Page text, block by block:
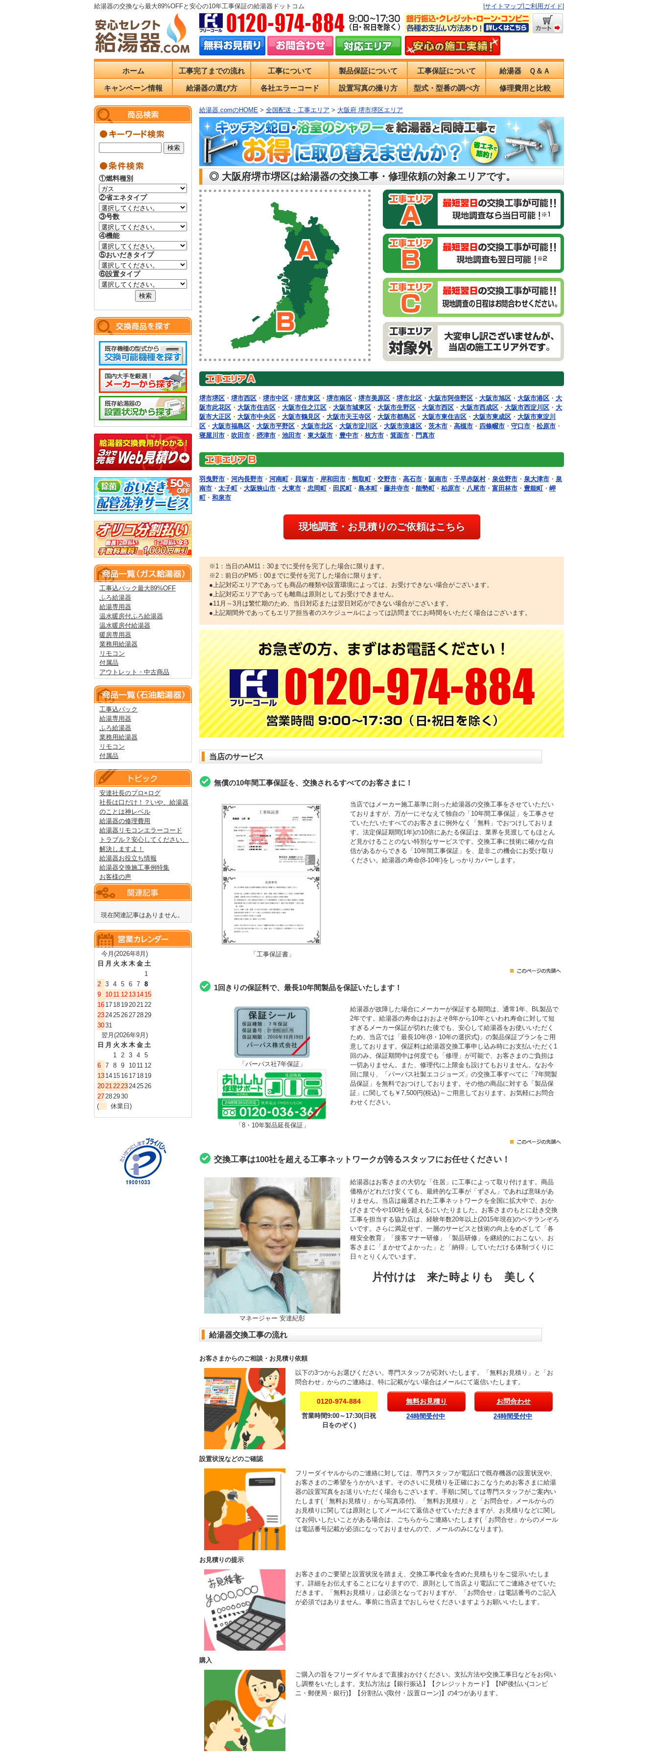
給湯器の交換なら最大89%OFFと安心の10年工事保証の給湯器ドットコム サイトマップ| ご利用ガイド
ホーム 工事完了までの流れ 工事について 製品保証について 工事保証について 給湯器 Ｑ＆Ａ
キャンペーン情報 給湯器の選び方 各社エラーコード 設置写真の撮り方 型式・型番の調べ方 修理費用と比較
給湯器.comのHOME > 全国配送・工事エリア > 大阪府 堺市堺区エリア
◎ 大阪府堺市堺区は給湯器の交換工事・修理依頼の対象エリアです。
堺市堺区 ・ 堺市西区 ・ 堺市中区 ・ 堺市東区 ・ 堺市南区 ・ 堺市美原区 ・ 堺市北区 ・ 大阪市阿倍野区 ・ 大阪市旭区 ・ 大阪市港区 ・ 大
阪市此花区 ・ 大阪市住吉区 ・ 大阪市住之江区 ・ 大阪市城東区 ・ 大阪市生野区 ・ 大阪市西区 ・ 大阪市西成区 ・ 大阪市西淀川区 ・ 大
阪市大正区 ・ 大阪市中央区 ・ 大阪市鶴見区 ・ 大阪市天王寺区 ・ 大阪市都島区 ・ 大阪市東住吉区 ・ 大阪市東成区 ・ 大阪市東淀川
区 ・ 大阪市福島区 ・ 大阪市平野区 ・ 大阪市北区 ・ 大阪市淀川区 ・ 大阪市浪速区 ・ 茨木市 ・ 高槻市 ・ 四條畷市 ・ 守口市 ・ 松原市 ・
寝屋川市 ・ 吹田市 ・ 摂津市 ・ 池田市 ・ 東大阪市 ・ 豊中市 ・ 枚方市 ・ 箕面市 ・ 門真市
羽曳野市 ・ 河内長野市 ・ 河南町・ 貝塚市 ・ 岸和田市 ・ 熊取町・ 交野市 ・ 高石市 ・ 阪南市 ・ 千早赤阪村・ 泉佐野市 ・ 泉大津市 ・ 泉
南市 ・ 太子町・ 大阪狭山市 ・ 大東市 ・ 忠岡町・ 田尻町・ 島本町・ 藤井寺市 ・ 能勢町・ 柏原市 ・ 八尾市 ・ 富田林市 ・ 豊能町・ 岬
町・ 和泉市
現地調査・お見積りのご依頼はこちら
※1：当日のAM11：30までに受付を完了した場合に限ります。
※2：前日のPM5：00までに受付を完了した場合に限ります。
●上記対応エリアであっても商品の種類や設置環境によっては、お受けできない場合がございます。
●上記対応エリアであっても離島は原則としてお受けできません。
●11月～3月は繁忙期のため、当日対応または翌日対応ができない場合がございます。
●上記期間外であってもエリア担当者のスケジュールによっては訪問までにお時間をいただく場合はございます。
当店のサービス
無償の10年間工事保証を、交換されるすべてのお客さまに！
「工事保証書」
当店ではメーカー施工基準に則った給湯器の交換工事をさせていただい
ておりますが、万が一にそなえて独自の「10年間工事保証」を工事させ
ていただいたすべてのお客さまに例外なく「無料」でおつけしておりま
す。法定保証期間(1年)の10倍にあたる保証は、業界を見渡してもほとん
ど見かけることのない特別なサービスです。交換工事に技術に確かな自
信があるからできる「10年間工事保証」を、是非この機会にお受け取り
ください。給湯器の寿命(8-10年)をしっかりカバーします。
1回きりの保証料で、最長10年間製品を保証いたします！
「パーパス社7年保証」
「8・10年製品延長保証」
給湯器が故障した場合にメーカーが保証する期間は、通常1年、BL製品で
2年です。給湯器の寿命はおおよそ8年から10年といわれ寿命に対して短
すぎるメーカー保証が切れた後でも、安心して給湯器をお使いいただく
ため、当店では「最長10年(8・10年の選択式)」の製品保証プランをご用
意しております。保証料は給湯器交換工事申し込み時にお支払いただく1
回のみ。保証期間中は何度でも「修理」が可能で、お客さまのご負担は
一切ありません。また、修理代に上限金も設けてもおりません。なお今
回に限り、「パーパス社製エコジョーズ」の交換工事すべてに「7年間製
品保証」を無料でおつけしております。その他の商品に対する「製品保
証」に関しても￥7,500円(税込)～ご用意しております。お気軽にお問合
わせください。
交換工事は100社を超える工事ネットワークが誇るスタッフにお任せください！
マネージャー 安達紀彰
給湯器はお客さまの大切な「住居」に工事によって取り付けます。商品
価格がどれだけ安くても、最終的な工事が「ずさん」であれば意味があ
りません。当店は厳選された工事ネットワークを全国に拡大中で、おか
げさまで今や100社を超えるにいたりました。お客さまのもとに赴き交換
工事を担当する協力店は、経験年数20年以上(2015年現在)のベテランぞろ
いです。さらに満足せず、一層のサービスと技術の向上をめざして「各
種安全教育」「接客マナー研修」「製品研修」を継続的におこない、お
客さまに「まかせてよかった」と「納得」していただける体制づくりに
日々とりくんでいます。
片付けは 来た時よりも 美しく
給湯器交換工事の流れ
お客さまからのご相談・お見積り依頼
以下の3つからお選びください。専門スタッフが応対いたします。「無料お見積り」と「お
問合わせ」からのご連絡は、特に記載がない場合はメールにて返信いたします。
0120-974-884
営業時間9:00～17:30(日祝
日をのぞく)
無料お見積り
24時間受付中
お問合わせ
24時間受付中
設置状況などのご確認
フリーダイヤルからのご連絡に対しては、専門スタッフが電話口で既存機器の設置状況や、
お客さまのご希望をうかがいます。そのさいに見積りを正確におこなうためお客さまに給湯
器の設置写真をお送りいただく場合もございます。手順に関しては専門スタッフがご案内い
たします(「無料お見積り」から写真添付)。「無料お見積り」と「お問合せ」メールからの
お見積りに関しては原則としてメールにて返信させていただきますが、お見積りなどに関し
てお伺いしたいことがある場合は、ごちらからご連絡いたします(「お問合せ」からのメール
は電話番号記載が必須になっておりませんので、メールのみになります)。
お見積りの提示
お客さまのご要望と設置状況を踏まえ、交換工事代金を含めた見積もりをご提示いたしま
す。詳細をお伝えすることになりますので、原則として当店より電話にてご連絡させていた
だきます。「無料お見積り」は必須となっておりますが、「お問合せ」は電話番号のご記入
が必須ではありません。事前に当店までおしらせくださいますようお願いいたします。
購入
ご購入の旨をフリーダイヤルまで直接おかけください。支払方法や交換工事日などをお伺い
し調整をいたします。支払方法は【銀行振込】【クレジットカード】【NP後払い(コンビ
ニ・郵便局・銀行)】【分割払い(取付・設置ローン)】の4つがあります。
①燃料種別
②省エネタイプ
③号数
④機能
⑤おいだきタイプ
⑥設置タイプ
工事込パック最大89%OFF
ふろ給湯器
給湯専用器
温水暖房付ふろ給湯器
温水暖房付給湯器
暖房専用器
業務用給湯器
リモコン
付属品
アウトレット・中古商品
工事込パック
給湯専用器
ふろ給湯器
業務用給湯器
リモコン
付属品
安達社長のプロ×ログ
社長は口だけ！？いや、給湯器
のことは神レベル
給湯器の修理費用
給湯器リモコンエラーコード
トラブル？安心してください、
解決しますよ！
給湯器お役立ち情報
給湯器交換施工事例特集
お客様の声
現在関連記事はありません。
今月(2026年8月)
日 月 火 水 木 金 土
1
2 3 4 5 6 7 8
9
10 11 12 13 14 15
16 17 18 19202122
23242526272829
3031
翌月(2026年9月)
日 月 火 水 木 金 土
1 2 3 4 5
6 7 8 9 10 11 12
13 14 15 16 17 18 19
20212223242526
27282930
(
休業日)